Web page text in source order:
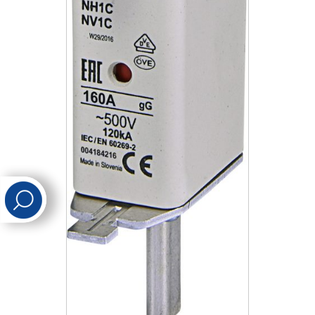
לכל מוצרי היצרן
לכל מוצרי היצרן